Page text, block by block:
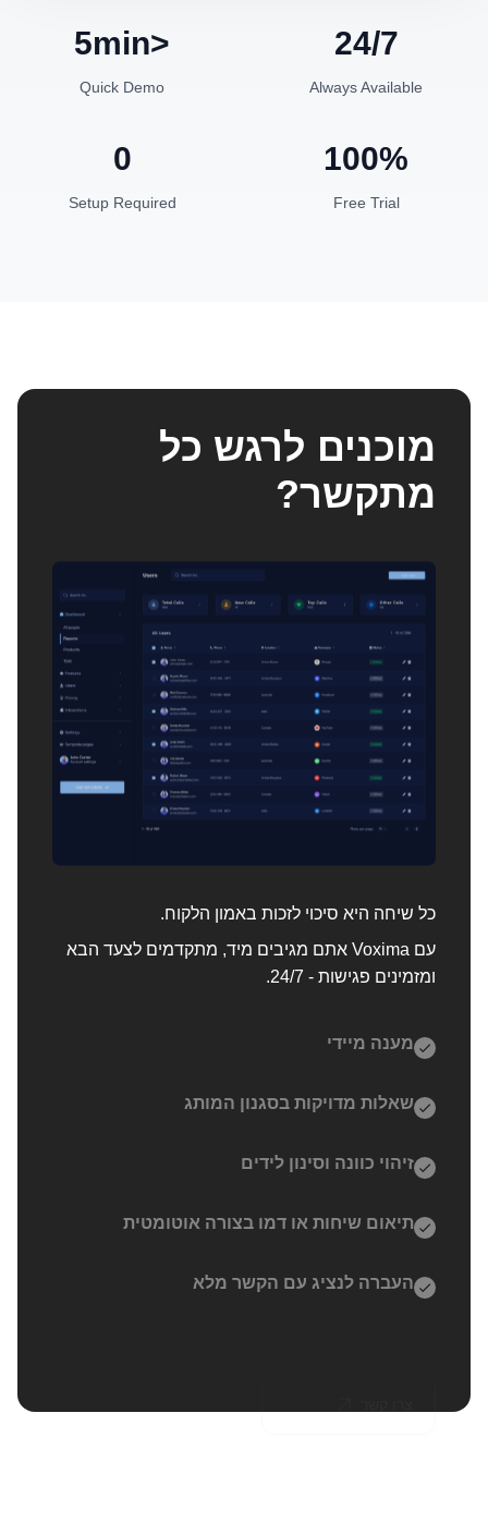
24/7
Always Available
<5min
Quick Demo
100%
Free Trial
0
Setup Required
מוכנים לרגש כל
מתקשר?
כל שיחה היא סיכוי לזכות באמון הלקוח.
עם Voxima אתם מגיבים מיד, מתקדמים לצעד הבא
ומזמינים פגישות - 24/7.